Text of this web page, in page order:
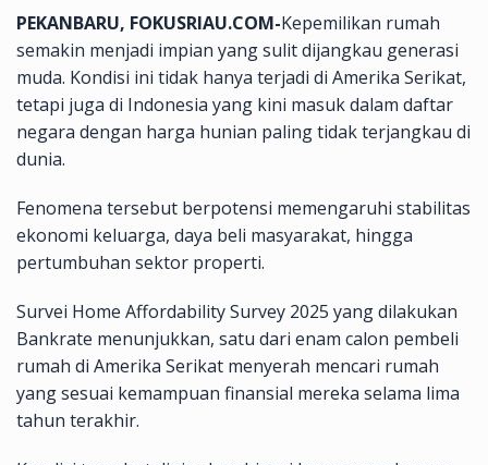
PEKANBARU, FOKUSRIAU.COM-Kepemilikan rumah
semakin menjadi impian yang sulit dijangkau generasi
muda. Kondisi ini tidak hanya terjadi di Amerika Serikat,
tetapi juga di Indonesia yang kini masuk dalam daftar
negara dengan harga hunian paling tidak terjangkau di
dunia.
Fenomena tersebut berpotensi memengaruhi stabilitas
ekonomi keluarga, daya beli masyarakat, hingga
pertumbuhan sektor properti.
Survei Home Affordability Survey 2025 yang dilakukan
Bankrate menunjukkan, satu dari enam calon pembeli
rumah di Amerika Serikat menyerah mencari rumah
yang sesuai kemampuan finansial mereka selama lima
tahun terakhir.